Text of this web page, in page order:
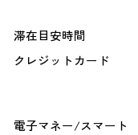
滞在目安時間
クレジットカード
電子マネー/スマート